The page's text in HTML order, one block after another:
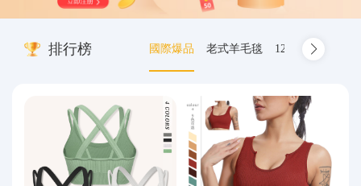
中國商品代購
集運服務
最新公告
排行榜 國際爆品 老式羊毛毯 12.00-20 truck